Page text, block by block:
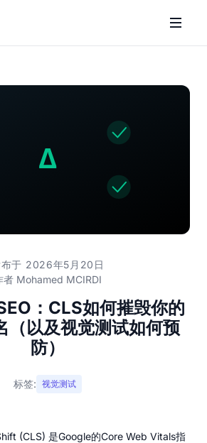
布于 2026年5月20日
者 Mohamed MCIRDI
：CLS如何摧毁你的
（以及视觉测试如何预
防）
标签: 视觉测试
(CLS) 是Google的Core Web Vitals指